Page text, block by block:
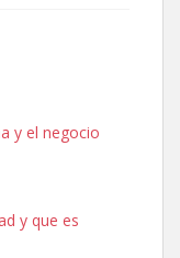
y el negocio
y que es